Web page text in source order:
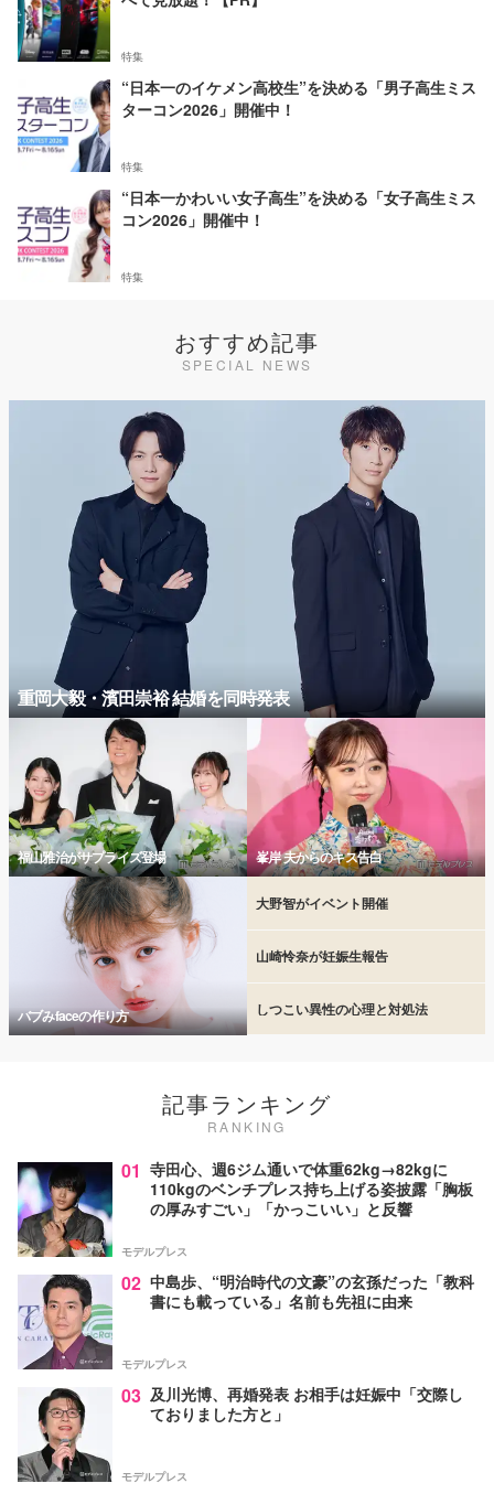
特集
“日本一のイケメン高校生”を決める「男子高生ミス
ターコン2026」開催中！
特集
“日本一かわいい女子高生”を決める「女子高生ミス
コン2026」開催中！
特集
おすすめ記事
SPECIAL NEWS
重岡大毅・濱田崇裕 結婚を同時発表
福山雅治がサプライズ登場 峯岸 夫からのキス告白
バブみfaceの作り方
大野智がイベント開催
山崎怜奈が妊娠生報告
しつこい異性の心理と対処法
記事ランキング
RANKING
01 寺田心、週6ジム通いで体重62kg→82kgに
110kgのベンチプレス持ち上げる姿披露「胸板
の厚みすごい」「かっこいい」と反響
モデルプレス
02 中島歩、“明治時代の文豪”の玄孫だった「教科
書にも載っている」名前も先祖に由来
モデルプレス
03 及川光博、再婚発表 お相手は妊娠中「交際し
ておりました方と」
モデルプレス